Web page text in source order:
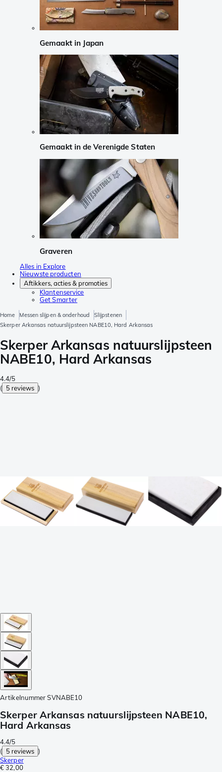
Gemaakt in Japan
Gemaakt in de Verenigde Staten
Graveren
Alles in Explore
Nieuwste producten
Aftikkers, acties & promoties
Klantenservice
Get Smarter
Home Messen slijpen & onderhoud
Slijpstenen
Skerper Arkansas natuurslijpsteen NABE10, Hard Arkansas
Skerper Arkansas natuurslijpsteen
NABE10, Hard Arkansas
4.4/5
( 5 reviews )
Artikelnummer SVNABE10
Skerper Arkansas natuurslijpsteen NABE10,
Hard Arkansas
4.4/5
( 5 reviews )
Skerper
€ 32,00